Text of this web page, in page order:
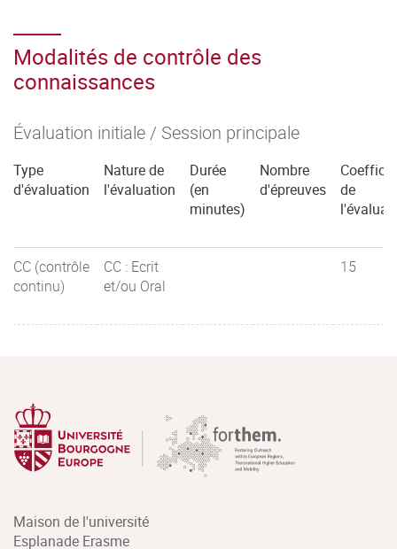
Modalités de contrôle des
connaissances
Évaluation initiale / Session principale
Type
d'évaluation
Nature de
l'évaluation
Durée
(en
minutes)
Nombre
d'épreuves
de
CC (contrôle
continu)
CC : Ecrit
et/ou Oral
15
Maison de l'université
Esplanade Erasme